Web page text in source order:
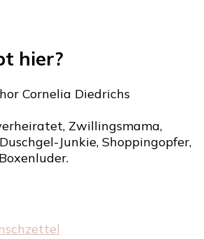
hier?
Zwillingsmama,
Junkie, Shoppingopfer,